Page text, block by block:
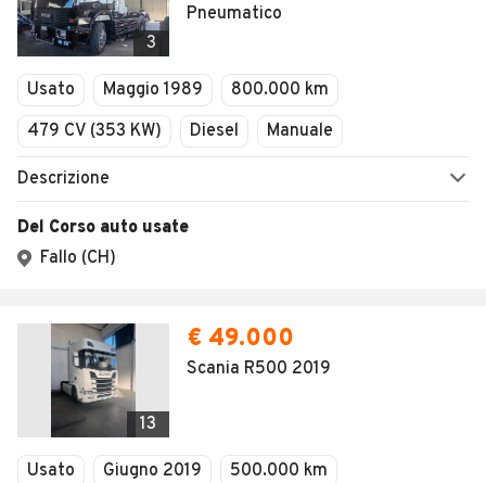
Veicoli Commerciali
Concessionari
3
Pneumatico
Usato Maggio 1989
800.000 km
479 CV (353 KW)
Diesel Manuale
Descrizione
Del Corso auto usate
Fallo (CH)
13
€ 49.000
Scania R500 2019
Usato Giugno 2019
500.000 km